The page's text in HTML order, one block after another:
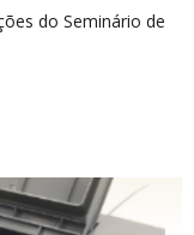
do Seminário de